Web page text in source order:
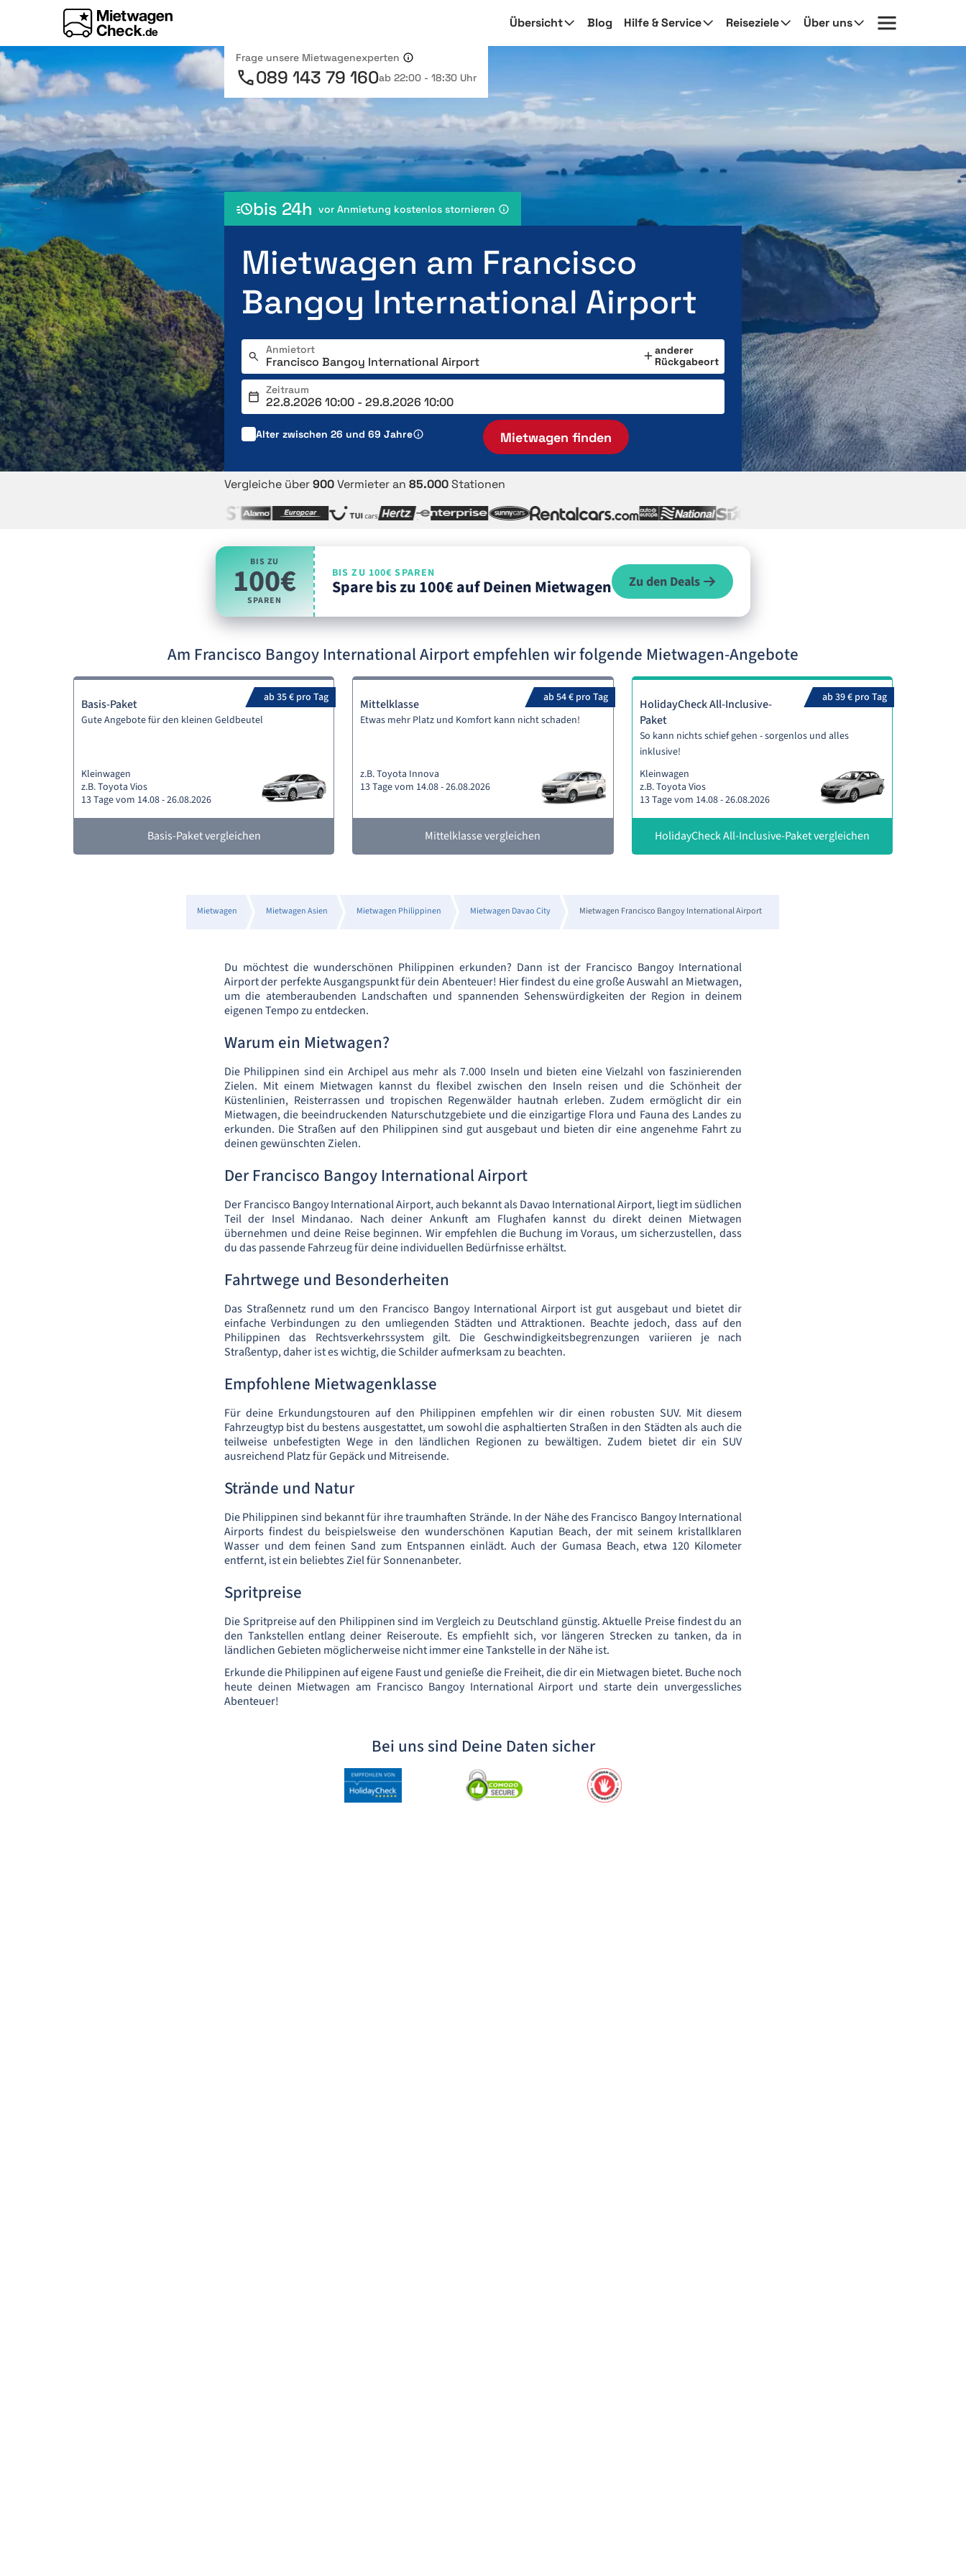
Übersicht Blog Hilfe & Service Reiseziele Über uns
Frage unsere Mietwagenexperten
089 143 79 160ab 22:00 - 18:30 Uhr
bis 24h vor Anmietung kostenlos stornieren
Mietwagen am Francisco
Bangoy International Airport
Anmietort
anderer
Rückgabeort
Zeitraum
Alter zwischen 26 und 69 Jahre Mietwagen finden
Vergleiche über900Vermieter an 85.000Stationen
BIS ZU
100€
SPAREN
BIS ZU 100€ SPAREN
Spare bis zu 100€ auf Deinen Mietwagen Zu den Deals
Am Francisco Bangoy International Airport empfehlen wir folgende Mietwagen-Angebote
ab 35 € pro Tag
Basis-Paket
Gute Angebote für den kleinen Geldbeutel
Kleinwagen
z.B. Toyota Vios
13 Tage vom 14.08 - 26.08.2026
Basis-Paket vergleichen
ab 54 € pro Tag
Mittelklasse
Etwas mehr Platz und Komfort kann nicht schaden!
z.B. Toyota Innova
13 Tage vom 14.08 - 26.08.2026
Mittelklasse vergleichen
ab 39 € pro Tag
HolidayCheck All-Inclusive-
Paket
So kann nichts schief gehen - sorgenlos und alles
inklusive!
Kleinwagen
z.B. Toyota Vios
13 Tage vom 14.08 - 26.08.2026
HolidayCheck All-Inclusive-Paket vergleichen
Mietwagen Mietwagen Asien Mietwagen Philippinen Mietwagen Davao City Mietwagen Francisco Bangoy International Airport
Du möchtest die wunderschönen Philippinen erkunden? Dann ist der Francisco Bangoy International
Airport der perfekte Ausgangspunkt für dein Abenteuer! Hier findest du eine große Auswahl an Mietwagen,
um die atemberaubenden Landschaften und spannenden Sehenswürdigkeiten der Region in deinem
eigenen Tempo zu entdecken.
Warum ein Mietwagen?
Die Philippinen sind ein Archipel aus mehr als 7.000 Inseln und bieten eine Vielzahl von faszinierenden
Zielen. Mit einem Mietwagen kannst du flexibel zwischen den Inseln reisen und die Schönheit der
Küstenlinien, Reisterrassen und tropischen Regenwälder hautnah erleben. Zudem ermöglicht dir ein
Mietwagen, die beeindruckenden Naturschutzgebiete und die einzigartige Flora und Fauna des Landes zu
erkunden. Die Straßen auf den Philippinen sind gut ausgebaut und bieten dir eine angenehme Fahrt zu
deinen gewünschten Zielen.
Der Francisco Bangoy International Airport
Der Francisco Bangoy International Airport, auch bekannt als Davao International Airport, liegt im südlichen
Teil der Insel Mindanao. Nach deiner Ankunft am Flughafen kannst du direkt deinen Mietwagen
übernehmen und deine Reise beginnen. Wir empfehlen die Buchung im Voraus, um sicherzustellen, dass
du das passende Fahrzeug für deine individuellen Bedürfnisse erhältst.
Fahrtwege und Besonderheiten
Das Straßennetz rund um den Francisco Bangoy International Airport ist gut ausgebaut und bietet dir
einfache Verbindungen zu den umliegenden Städten und Attraktionen. Beachte jedoch, dass auf den
Philippinen das Rechtsverkehrssystem gilt. Die Geschwindigkeitsbegrenzungen variieren je nach
Straßentyp, daher ist es wichtig, die Schilder aufmerksam zu beachten.
Empfohlene Mietwagenklasse
Für deine Erkundungstouren auf den Philippinen empfehlen wir dir einen robusten SUV. Mit diesem
Fahrzeugtyp bist du bestens ausgestattet, um sowohl die asphaltierten Straßen in den Städten als auch die
teilweise unbefestigten Wege in den ländlichen Regionen zu bewältigen. Zudem bietet dir ein SUV
ausreichend Platz für Gepäck und Mitreisende.
Strände und Natur
Die Philippinen sind bekannt für ihre traumhaften Strände. In der Nähe des Francisco Bangoy International
Airports findest du beispielsweise den wunderschönen Kaputian Beach, der mit seinem kristallklaren
Wasser und dem feinen Sand zum Entspannen einlädt. Auch der Gumasa Beach, etwa 120 Kilometer
entfernt, ist ein beliebtes Ziel für Sonnenanbeter.
Spritpreise
Die Spritpreise auf den Philippinen sind im Vergleich zu Deutschland günstig. Aktuelle Preise findest du an
den Tankstellen entlang deiner Reiseroute. Es empfiehlt sich, vor längeren Strecken zu tanken, da in
ländlichen Gebieten möglicherweise nicht immer eine Tankstelle in der Nähe ist.
Erkunde die Philippinen auf eigene Faust und genieße die Freiheit, die dir ein Mietwagen bietet. Buche noch
heute deinen Mietwagen am Francisco Bangoy International Airport und starte dein unvergessliches
Abenteuer!
Bei uns sind Deine Daten sicher